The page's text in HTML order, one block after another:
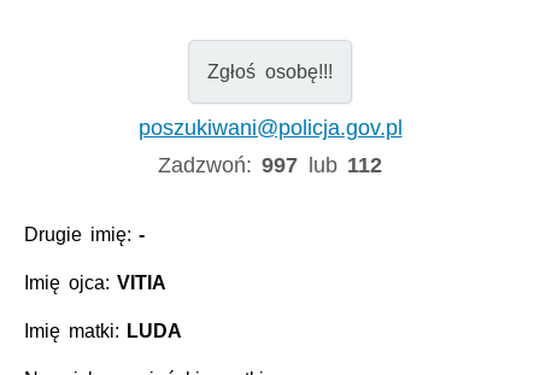
Zgłoś osobę!!!
poszukiwani@policja.gov.pl
Zadzwoń:997 lub 112
Drugie imię:-
Imię ojca:VITIA
Imię matki: LUDA